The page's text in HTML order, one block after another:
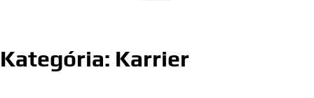
Kategória: Karrier